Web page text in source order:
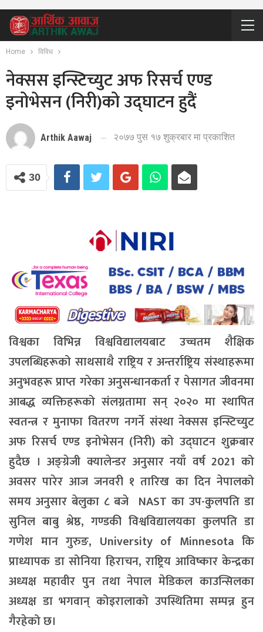
Home विविध
नेक्सस इन्स्टिच्युट अफ रिसर्च एण्ड
इनोभेसन (निरी)को उद्घाटन हुदैं
Arthik Aawaj २०७७ पुस १७ शुक्रबार मा प्रकाशित
30
विश्वका विभिन्न विश्वविद्यालयबाट उच्चतम शैक्षिक
उपलब्धिहरूको साथसाथै राष्ट्रिय र अन्तर्राष्ट्रिय संस्थाहरूमा
अनुभवहरू प्राप्त गरेका अनुसन्धानकर्ता र पेसागत जीवनमा
आबद्ध व्यक्तिहरूको संलग्नतामा सन् २०२० मा स्थापित
स्वतन्त्र र मुनाफा वितरण नगर्ने संस्था नेक्सस इन्स्टिच्युट
अफ रिसर्च एण्ड इनोभेसन (निरी) को उद्घाटन शुक्रबार
हुदैछ । अङ्ग्रेजी क्यालेन्डर अनुसार नयाँ वर्ष 2021 को
अवसर पारेर आज जनवरी १ तारिख का दिन नेपालको
समय अनुसार बेलुका ८ बजे NAST का उप-कुलपति डा
सुनिल बाबु श्रेष्ठ, गण्डकी विश्वविद्यालयका कुलपति डा
गणेश मान गुरुङ, University of Minnesota कि
प्राध्यापक डा सोनिया हिराचन, राष्ट्रिय आविष्कार केन्द्रका
अध्यक्ष महावीर पुन तथा नेपाल मेडिकल काउन्सिलका
अध्यक्ष डा भगवान् कोइरालाको उपस्थितिमा सम्पन्न हुन
गैरहेको छ।